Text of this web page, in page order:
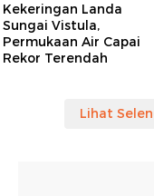
Kekeringan Landa
Sungai Vistula,
Permukaan Air Capai
Rekor Terendah
Lihat